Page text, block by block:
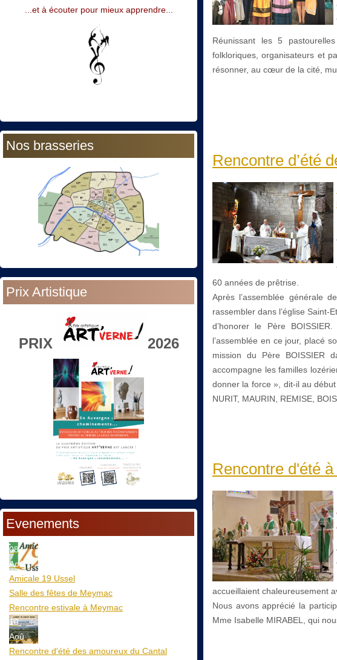
...et à écouter pour mieux apprendre...
Nos brasseries
Prix Artistique
PRIX 2026
Evenements
08
Aoû
Amicale 19 Ussel
Salle des fêtes de Meymac
Rencontre estivale à Meymac
10
Aoû
Rencontre d'été des amoureux du Cantal
Réunissant les 5
folkloriques, organisateurs et
résonner, au cœur de la cité,
Rencontre d’été
60 années de prêtrise.
Après l’assemblée générale
rassembler dans l’église Saint-
d’honorer le Père BOISSIER.
l’assemblée en ce jour, placé
mission du Père BOISSIER
accompagne les familles
donner la force », dit-il au début
NURIT, MAURIN, REMISE,
Rencontre d'été
accueillaient chaleureusement
Nous avons apprécié la
Mme Isabelle MIRABEL, qui